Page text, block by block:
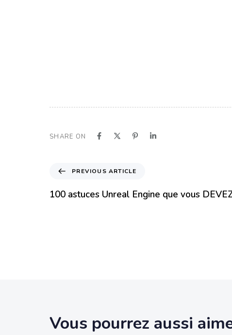
SHARE ON
PREVIOUS ARTICLE
100 astuces Unreal Engine que vous
Vous pourrez aussi